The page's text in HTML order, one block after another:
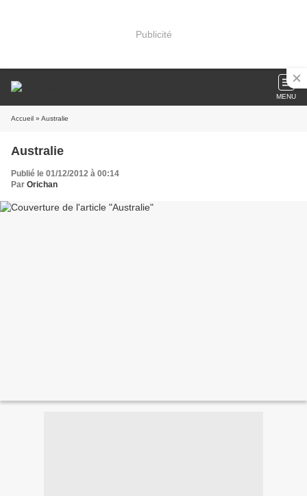
Publicité
MENU
Accueil » Australie
Australie
Publié le 01/12/2012 à 00:14
Par Orichan